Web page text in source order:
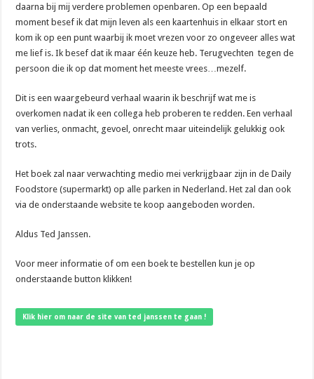
daarna bij mij verdere problemen openbaren. Op een bepaald
moment besef ik dat mijn leven als een kaartenhuis in elkaar stort en
kom ik op een punt waarbij ik moet vrezen voor zo ongeveer alles wat
me lief is. Ik besef dat ik maar één keuze heb. Terugvechten tegen de
persoon die ik op dat moment het meeste vrees…mezelf.
Dit is een waargebeurd verhaal waarin ik beschrijf wat me is
overkomen nadat ik een collega heb proberen te redden. Een verhaal
van verlies, onmacht, gevoel, onrecht maar uiteindelijk gelukkig ook
trots.
Het boek zal naar verwachting medio mei verkrijgbaar zijn in de Daily
Foodstore (supermarkt) op alle parken in Nederland. Het zal dan ook
via de onderstaande website te koop aangeboden worden.
Aldus Ted Janssen.
Voor meer informatie of om een boek te bestellen kun je op
onderstaande button klikken!
Klik hier om naar de site van ted janssen te gaan !